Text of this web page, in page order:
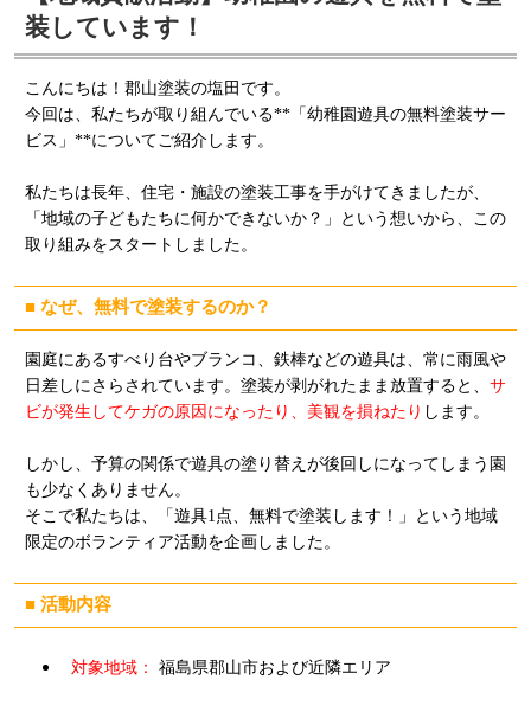
装しています！
こんにちは！郡山塗装の塩田です。
今回は、私たちが取り組んでいる**「幼稚園遊具の無料塗装サー
ビス」**についてご紹介します。
私たちは長年、住宅・施設の塗装工事を手がけてきましたが、
「地域の子どもたちに何かできないか？」という想いから、この
取り組みをスタートしました。
■ なぜ、無料で塗装するのか？
園庭にあるすべり台やブランコ、鉄棒などの遊具は、常に雨風や
日差しにさらされています。塗装が剥がれたまま放置すると、 サ
ビが発生してケガの原因になったり、美観を損ねたり します。
しかし、予算の関係で遊具の塗り替えが後回しになってしまう園
も少なくありません。
そこで私たちは、「遊具1点、無料で塗装します！」という地域
限定のボランティア活動を企画しました。
■ 活動内容
対象地域： 福島県郡山市および近隣エリア